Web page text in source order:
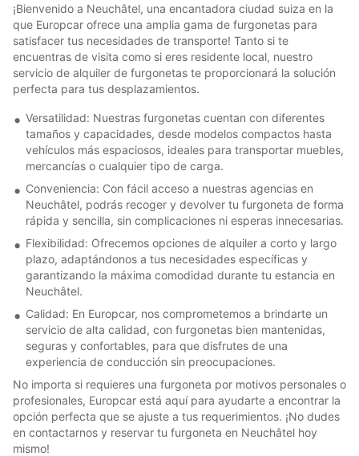
¡Bienvenido a Neuchâtel, una encantadora ciudad suiza en la
que Europcar ofrece una amplia gama de furgonetas para
satisfacer tus necesidades de transporte! Tanto si te
encuentras de visita como si eres residente local, nuestro
servicio de alquiler de furgonetas te proporcionará la solución
perfecta para tus desplazamientos.
Versatilidad: Nuestras furgonetas cuentan con diferentes
tamaños y capacidades, desde modelos compactos hasta
vehículos más espaciosos, ideales para transportar muebles,
mercancías o cualquier tipo de carga.
Conveniencia: Con fácil acceso a nuestras agencias en
Neuchâtel, podrás recoger y devolver tu furgoneta de forma
rápida y sencilla, sin complicaciones ni esperas innecesarias.
Flexibilidad: Ofrecemos opciones de alquiler a corto y largo
plazo, adaptándonos a tus necesidades específicas y
garantizando la máxima comodidad durante tu estancia en
Neuchâtel.
Calidad: En Europcar, nos comprometemos a brindarte un
servicio de alta calidad, con furgonetas bien mantenidas,
seguras y confortables, para que disfrutes de una
experiencia de conducción sin preocupaciones.
No importa si requieres una furgoneta por motivos personales o
profesionales, Europcar está aquí para ayudarte a encontrar la
opción perfecta que se ajuste a tus requerimientos. ¡No dudes
en contactarnos y reservar tu furgoneta en Neuchâtel hoy
mismo!